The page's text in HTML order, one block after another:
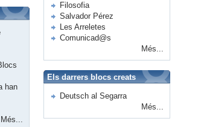
han
Més...
Filosofia
Salvador Pérez
Les Arreletes
Comunicad@s
Més...
Els darrers blocs creats
Deutsch al Segarra
Més...